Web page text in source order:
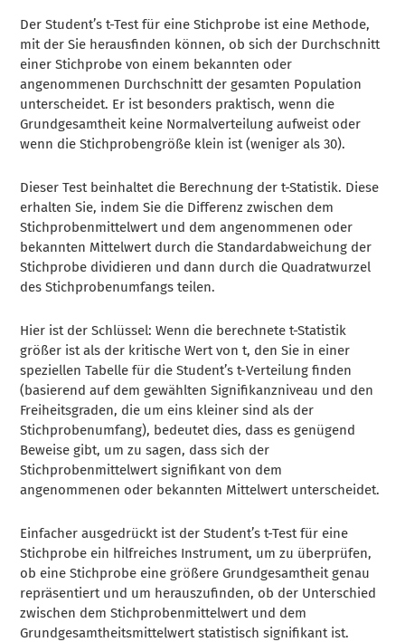
Der Student’s t-Test für eine Stichprobe ist eine Methode,
mit der Sie herausfinden können, ob sich der Durchschnitt
einer Stichprobe von einem bekannten oder
angenommenen Durchschnitt der gesamten Population
unterscheidet. Er ist besonders praktisch, wenn die
Grundgesamtheit keine Normalverteilung aufweist oder
wenn die Stichprobengröße klein ist (weniger als 30).
Dieser Test beinhaltet die Berechnung der t-Statistik. Diese
erhalten Sie, indem Sie die Differenz zwischen dem
Stichprobenmittelwert und dem angenommenen oder
bekannten Mittelwert durch die Standardabweichung der
Stichprobe dividieren und dann durch die Quadratwurzel
des Stichprobenumfangs teilen.
Hier ist der Schlüssel: Wenn die berechnete t-Statistik
größer ist als der kritische Wert von t, den Sie in einer
speziellen Tabelle für die Student’s t-Verteilung finden
(basierend auf dem gewählten Signifikanzniveau und den
Freiheitsgraden, die um eins kleiner sind als der
Stichprobenumfang), bedeutet dies, dass es genügend
Beweise gibt, um zu sagen, dass sich der
Stichprobenmittelwert signifikant von dem
angenommenen oder bekannten Mittelwert unterscheidet.
Einfacher ausgedrückt ist der Student’s t-Test für eine
Stichprobe ein hilfreiches Instrument, um zu überprüfen,
ob eine Stichprobe eine größere Grundgesamtheit genau
repräsentiert und um herauszufinden, ob der Unterschied
zwischen dem Stichprobenmittelwert und dem
Grundgesamtheitsmittelwert statistisch signifikant ist.